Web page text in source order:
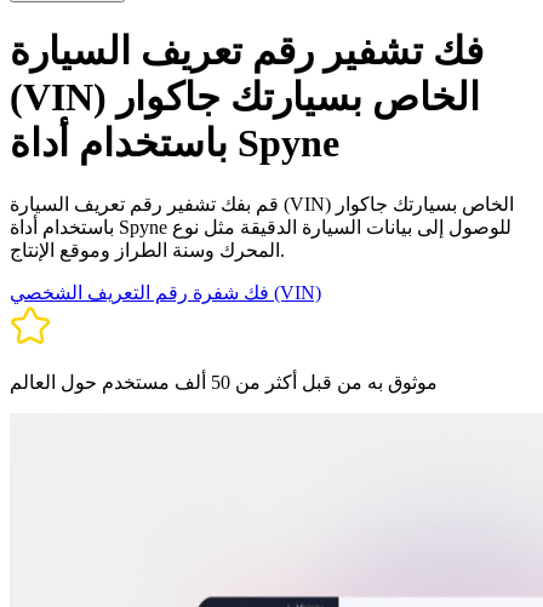
فك تشفير رقم تعريف السيارة
(VIN) الخاص بسيارتك جاكوار
باستخدام أداة Spyne
قم بفك تشفير رقم تعريف السيارة (VIN) الخاص بسيارتك جاكوار
باستخدام أداة Spyne للوصول إلى بيانات السيارة الدقيقة مثل نوع
المحرك وسنة الطراز وموقع الإنتاج.
فك شفرة رقم التعريف الشخصي (VIN)
موثوق به من قبل أكثر من 50 ألف مستخدم حول العالم